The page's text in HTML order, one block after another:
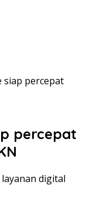
siap percepat
percepat
digital